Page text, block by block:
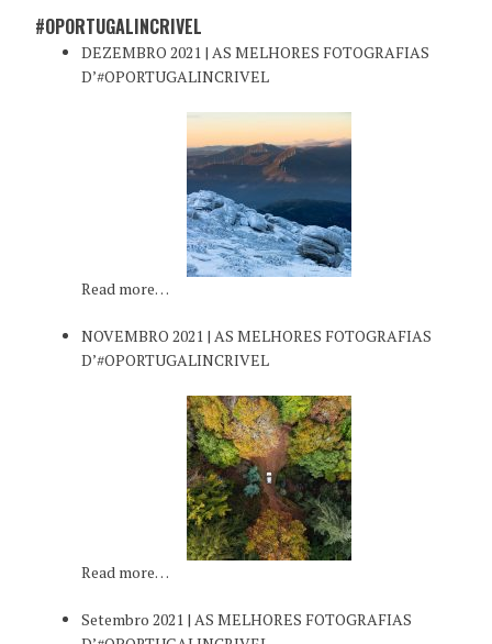
#OPORTUGALINCRIVEL
DEZEMBRO 2021 | AS MELHORES FOTOGRAFIAS
D’#OPORTUGALINCRIVEL
Read more…
NOVEMBRO 2021 | AS MELHORES FOTOGRAFIAS
D’#OPORTUGALINCRIVEL
Read more…
Setembro 2021 | AS MELHORES FOTOGRAFIAS